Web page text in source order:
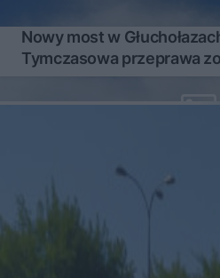
Nowy most w
Tymczasowa przeprawa